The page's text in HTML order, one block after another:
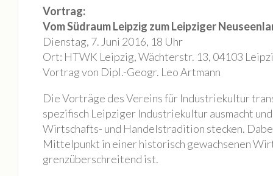
Bildauswahl 2019
Offene Ateliers 2019
Sommerfest Am Brunnen 2019
Vernissage Joachim R. Niggemeyer / Enno Folkerts
Bildauswahl 2018
6. MONOPOL-TURNIER BOULE
Offene Ateliers 2018
Bildauswahl 2017
Vortrag:
Vom Südraum Leipzig zum Leipziger
Dienstag, 7. Juni 2016, 18 Uhr
Ort: HTWK Leipzig, Wächterstr. 13, 04103
Vortrag von Dipl.-Geogr. Leo Artmann
Die Vorträge des Vereins für Industriekultur
spezifisch Leipziger Industriekultur ausmacht
Wirtschafts- und Handelstradition stecken.
Mittelpunkt in einer historisch gewachsenen
grenzüberschreitend ist.